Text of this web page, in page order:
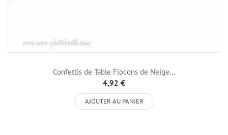
Confettis de Table Flocons de Neige...
4,92 €
AJOUTER AU PANIER